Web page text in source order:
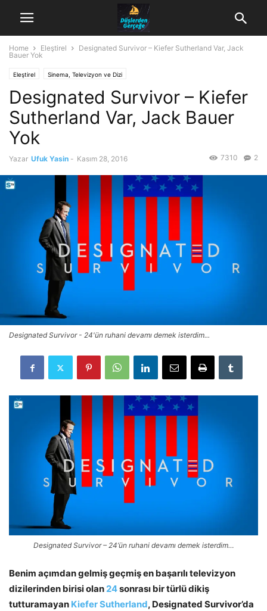
Home Eleştirel
Designated Survivor – Kiefer Sutherland Var, Jack
Bauer Yok
Eleştirel Sinema, Televizyon ve Dizi
Designated Survivor – Kiefer
Sutherland Var, Jack Bauer
Yok
Yazar Ufuk Yasin - Kasım 28, 2016 2
7310
Designated Survivor - 24'ün ruhani devamı demek isterdim...
Designated Survivor – 24’ün ruhani devamı demek isterdim…
Benim açımdan gelmiş geçmiş en başarılı televizyon
dizilerinden birisi olan 24sonrası bir türlü dikiş
tutturamayan Kiefer Sutherland, Designated Survivor’da